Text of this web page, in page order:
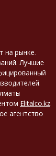
на рынке.
Лучшие
Elitalco.kz.
агентство